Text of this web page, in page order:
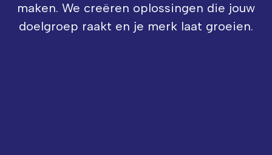
maken. We creëren oplossingen die jouw
doelgroep raakt en je merk laat groeien.